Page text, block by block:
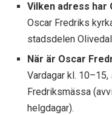
Vilken adress har
Oscar Fredriks
stadsdelen
När är Oscar
Vardagar kl.
Fredriksmässa
helgdagar).